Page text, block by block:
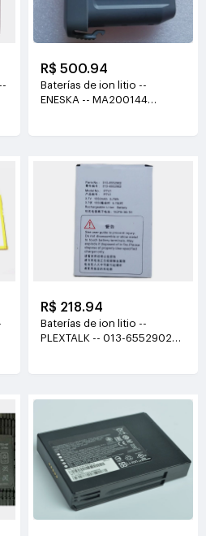
R$ 500.94
Baterías de ion litio --
ENESKA -- MA200144
R$ 218.94
Baterías de ion litio --
PLEXTALK -- 013-6552902